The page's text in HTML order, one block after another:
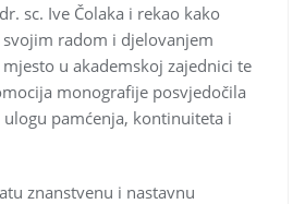
sc. Ive Čolaka i rekao kako
radom i djelovanjem
u akademskoj zajednici te
monografije posvjedočila
pamćenja, kontinuiteta i
znanstvenu i nastavnu